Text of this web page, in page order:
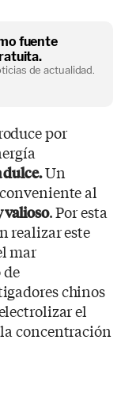
fuente
de actualidad.
por
dulce.Un
al
. Por esta
realizar este
mar
chinos
el
concentración